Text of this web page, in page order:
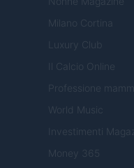
Milano Cortina
Luxury Club
Il Calcio Online
Professione
World Music
Investimenti
Money 365